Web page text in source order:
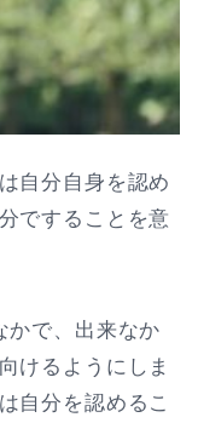
自分自身を認め
ですることを意
かで、出来なか
けるようにしま
自分を認めるこ